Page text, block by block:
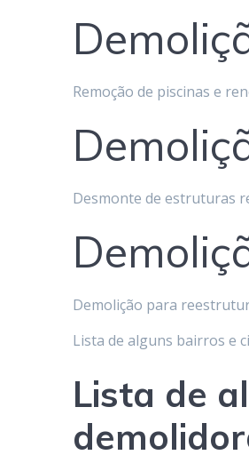
Remoção de piscinas e
Desmonte de estruturas
Demolição para
Lista de alguns bairros e
Lista de